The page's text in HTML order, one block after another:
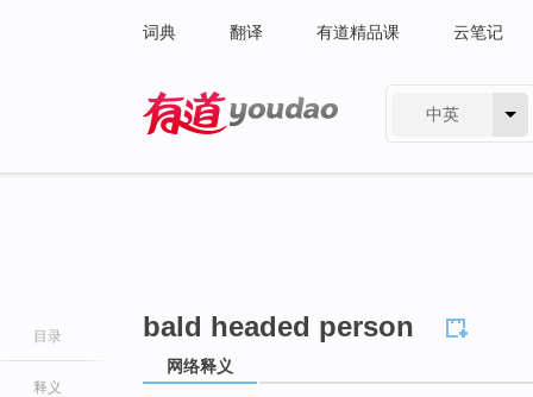
词典 翻译 有道精品课 云笔记
中英
目录
释义
bald headed person
网络释义